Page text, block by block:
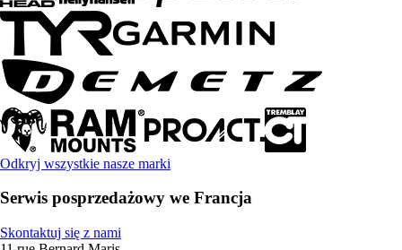
Odkryj wszystkie nasze marki
Serwis posprzedażowy we Francja
Skontaktuj się z nami